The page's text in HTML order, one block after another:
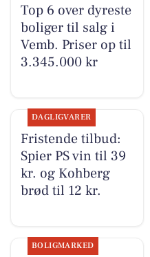
Top 6 over dyreste
boliger til salg i
Vemb. Priser op til
3.345.000 kr
DAGLIGVARER
Fristende tilbud:
Spier PS vin til 39
kr. og Kohberg
brød til 12 kr.
BOLIGMARKED